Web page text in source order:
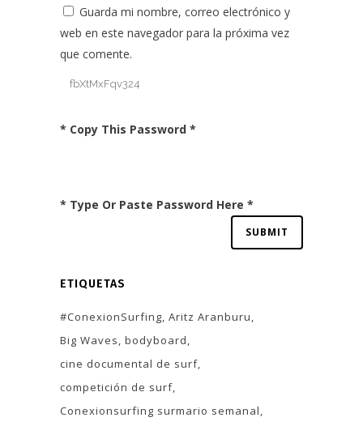
Guarda mi nombre, correo electrónico y
web en este navegador para la próxima vez
que comente.
* Copy This Password *
* Type Or Paste Password Here *
ETIQUETAS
#ConexionSurfing Aritz Aranburu
Big Waves bodyboard
cine documental de surf
competición de surf
Conexionsurfing surmario semanal